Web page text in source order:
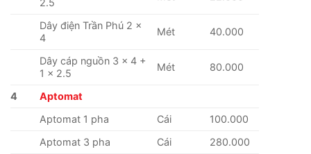
Dây điện Trần Phú 2 x
4
Mét 40.000
Dây cáp nguồn 3 x 4 +
1 x 2.5
Mét 80.000
4
Aptomat
Aptomat 1 pha
Cái
100.000
Aptomat 3 pha
Cái
280.000